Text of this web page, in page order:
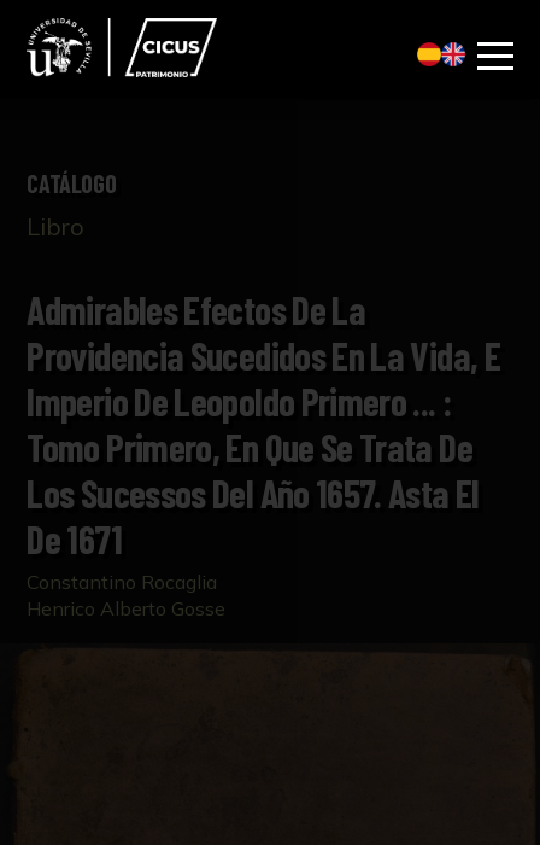
CATÁLOGO
Libro
Admirables Efectos De La
Providencia Sucedidos En La Vida, E
Imperio De Leopoldo Primero ... :
Tomo Primero, En Que Se Trata De
Los Sucessos Del Año 1657. Asta El
De 1671
Constantino Rocaglia
Henrico Alberto Gosse